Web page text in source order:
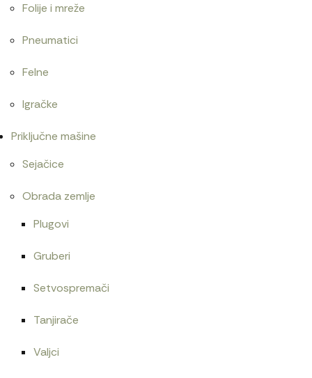
Folije i mreže
Pneumatici
Felne
Igračke
Priključne mašine
Sejačice
Obrada zemlje
Plugovi
Gruberi
Setvospremači
Tanjirače
Valjci